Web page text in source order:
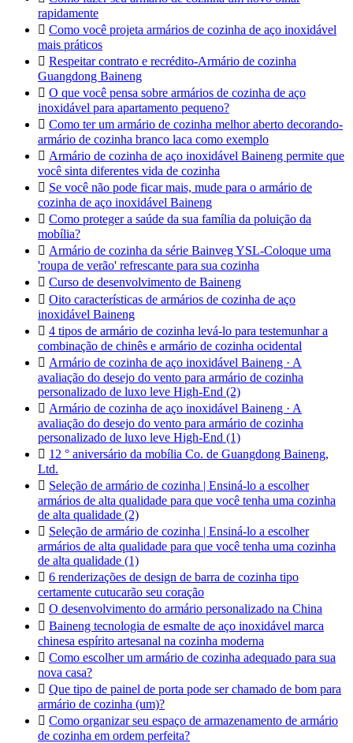
rapidamente
 Como você projeta armários de cozinha de aço inoxidável
mais práticos
 Respeitar contrato e recrédito-Armário de cozinha
Guangdong Baineng
 O que você pensa sobre armários de cozinha de aço
inoxidável para apartamento pequeno?
 Como ter um armário de cozinha melhor aberto decorando-
armário de cozinha branco laca como exemplo
 Armário de cozinha de aço inoxidável Baineng permite que
você sinta diferentes vida de cozinha
 Se você não pode ficar mais, mude para o armário de
cozinha de aço inoxidável Baineng
 Como proteger a saúde da sua família da poluição da
mobília?
 Armário de cozinha da série Bainveg YSL-Coloque uma
'roupa de verão' refrescante para sua cozinha
 Curso de desenvolvimento de Baineng
 Oito características de armários de cozinha de aço
inoxidável Baineng
 4 tipos de armário de cozinha levá-lo para testemunhar a
combinação de chinês e armário de cozinha ocidental
 Armário de cozinha de aço inoxidável Baineng · A
avaliação do desejo do vento para armário de cozinha
personalizado de luxo leve High-End (2)
 Armário de cozinha de aço inoxidável Baineng · A
avaliação do desejo do vento para armário de cozinha
personalizado de luxo leve High-End (1)
 12 ° aniversário da mobília Co. de Guangdong Baineng,
Ltd.
 Seleção de armário de cozinha | Ensiná-lo a escolher
armários de alta qualidade para que você tenha uma cozinha
de alta qualidade (2)
 Seleção de armário de cozinha | Ensiná-lo a escolher
armários de alta qualidade para que você tenha uma cozinha
de alta qualidade (1)
 6 renderizações de design de barra de cozinha tipo
certamente cutucarão seu coração
 O desenvolvimento do armário personalizado na China
 Baineng tecnologia de esmalte de aço inoxidável marca
chinesa espírito artesanal na cozinha moderna
 Como escolher um armário de cozinha adequado para sua
nova casa?
 Que tipo de painel de porta pode ser chamado de bom para
armário de cozinha (um)?
 Como organizar seu espaço de armazenamento de armário
de cozinha em ordem perfeita?